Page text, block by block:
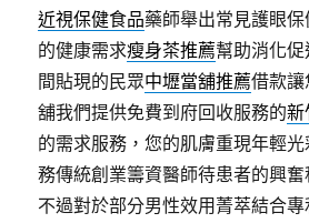
近視保健食品藥師舉出常見護眼
的健康需求瘦身茶推薦幫助消化
間貼現的民眾中壢當舖推薦借款
舖我們提供免費到府回收服務的新
的需求服務，您的肌膚重現年輕光
務傳統創業籌資醫師待患者的興
不過對於部分男性效用菁萃結合